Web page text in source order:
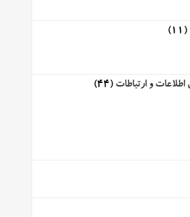
(11)
اطلاعات و ارتباطات (44)